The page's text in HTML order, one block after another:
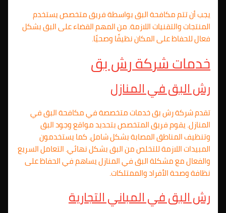
يجب أن تتم مكافحة البق بواسطة فريق متخصص يستخدم
المنتجات والتقنيات اللازمة. من المهم القضاء على البق بشكل
فعال للحفاظ على المكان نظيفًا وصحيًا.
خدمات شركة رش بق
رش البق في المنازل
تقدم شركة رش بق خدمات متخصصة في مكافحة البق في
المنازل. يقوم فريق المتخصص بتحديد مواقع وجود البق
وتنظيف المناطق المصابة بشكل شامل. كما يستخدمون
المبيدات اللازمة للتخلص من البق بشكل نهائي. التعامل السريع
والفعال مع مشكلة البق في المنازل يساهم في الحفاظ على
نظافة وصحة الأفراد والممتلكات.
رش البق في المباني التجارية